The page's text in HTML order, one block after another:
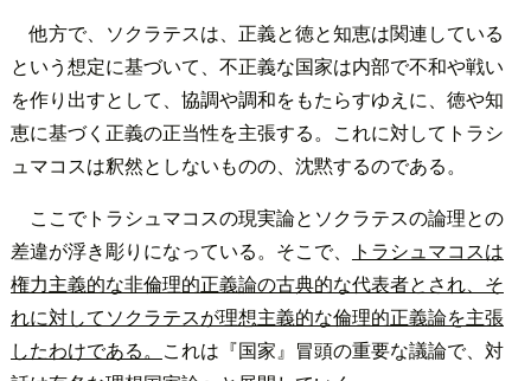
他方で、ソクラテスは、正義と徳と知恵は関連している
という想定に基づいて、不正義な国家は内部で不和や戦い
を作り出すとして、協調や調和をもたらすゆえに、徳や知
恵に基づく正義の正当性を主張する。これに対してトラシ
ュマコスは釈然としないものの、沈黙するのである。
ここでトラシュマコスの現実論とソクラテスの論理との
差違が浮き彫りになっている。そこで、
トラシュマコスは
権力主義的な非倫理的正義論の古典的な代表者とされ、そ
れに対してソクラテスが理想主義的な倫理的正義論を主張
したわけである。 これは『国家』冒頭の重要な議論で、対